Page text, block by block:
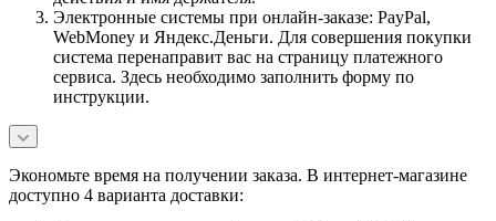
Электронные системы при онлайн-заказе: PayPal,
WebMoney и Яндекс.Деньги. Для совершения покупки
система перенаправит вас на страницу платежного
сервиса. Здесь необходимо заполнить форму по
инструкции.
Экономьте время на получении заказа. В интернет-магазине
доступно 4 варианта доставки: